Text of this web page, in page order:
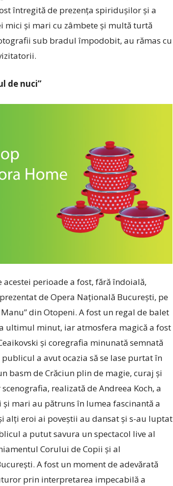
întregită de prezența spiridușilor și a
mici și mari cu zâmbete și multă turtă
sub bradul împodobit, au rămas cu
de nuci”
perioade a fost, fără îndoială,
de Opera Națională București, pe
din Otopeni. A fost un regal de balet
ultimul minut, iar atmosfera magică a fost
și coregrafia minunată semnată
publicul a avut ocazia să se lase purtat în
basm de Crăciun plin de magie, curaj și
realizată de Andreea Koch, a
mari au pătruns în lumea fascinantă a
alți eroi ai poveștii au dansat și s-au luptat
a putut savura un spectacol live al
Corului de Copii și al
A fost un moment de adevărată
prin interpretarea impecabilă a